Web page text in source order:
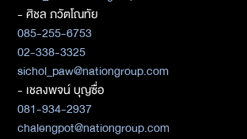
- ศิชล ภวัตโณทัย
085-255-6753
02-338-3325
sichol_paw@nationgroup.com
- เชลงพจน์ บุญซื่อ
081-934-2937
chalengpot@nationgroup.com